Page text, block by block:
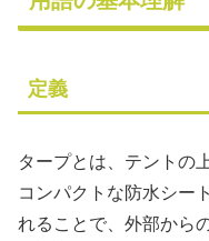
定義
タープとは、テントの
コンパクトな防水シー
れることで、外部から